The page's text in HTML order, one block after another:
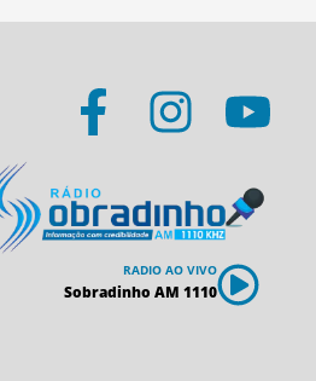
RADIO AO VIVO
Sobradinho AM 1110